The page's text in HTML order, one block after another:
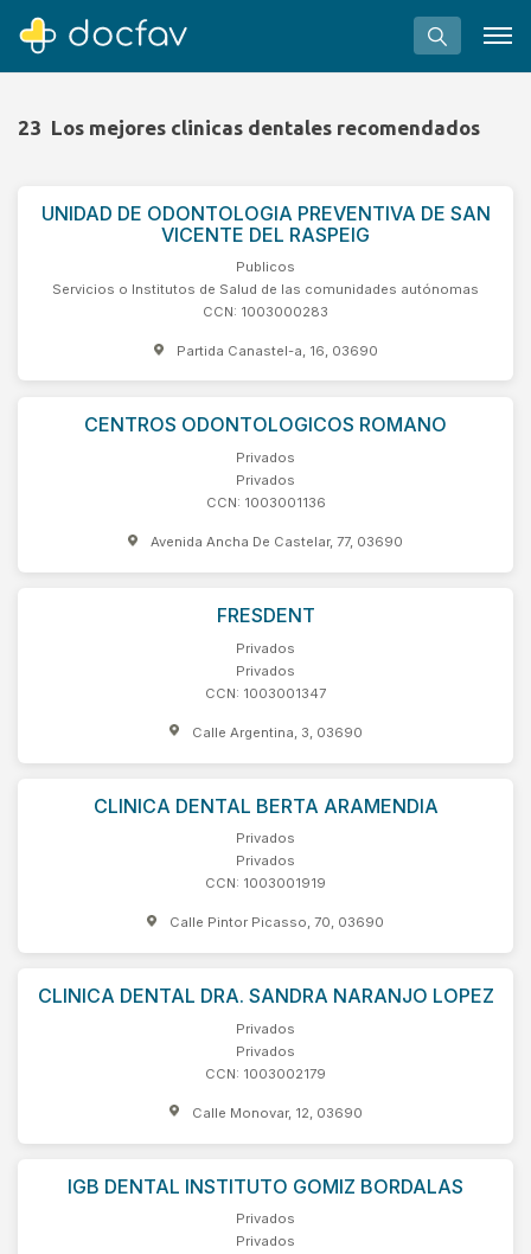
Buscar
Software para clínicas
Soporte
¿Eres un doctor?
23 Los mejores clinicas dentales recomendados
UNIDAD DE ODONTOLOGIA PREVENTIVA DE SAN
VICENTE DEL RASPEIG
Publicos
Servicios o Institutos de Salud de las comunidades autónomas
CCN: 1003000283
Partida Canastel-a, 16, 03690
CENTROS ODONTOLOGICOS ROMANO
Privados
Privados
CCN: 1003001136
Avenida Ancha De Castelar, 77, 03690
FRESDENT
Privados
Privados
CCN: 1003001347
Calle Argentina, 3, 03690
CLINICA DENTAL BERTA ARAMENDIA
Privados
Privados
CCN: 1003001919
Calle Pintor Picasso, 70, 03690
CLINICA DENTAL DRA. SANDRA NARANJO LOPEZ
Privados
Privados
CCN: 1003002179
Calle Monovar, 12, 03690
IGB DENTAL INSTITUTO GOMIZ BORDALAS
Privados
Privados